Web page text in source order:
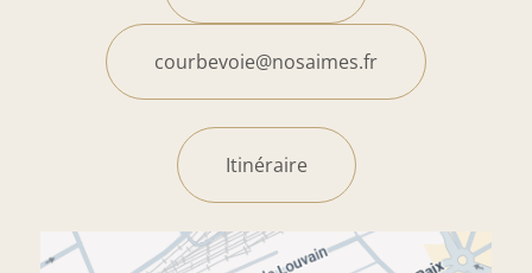
courbevoie@nosaimes.fr
Itinéraire